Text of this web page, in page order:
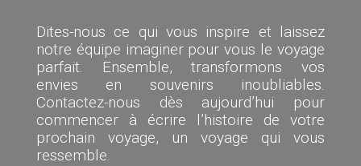
Dites-nous ce qui vous inspire et laissez
notre équipe imaginer pour vous le voyage
parfait. Ensemble, transformons vos
envies en souvenirs inoubliables.
Contactez-nous dès aujourd’hui pour
commencer à écrire l’histoire de votre
prochain voyage, un voyage qui vous
ressemble.